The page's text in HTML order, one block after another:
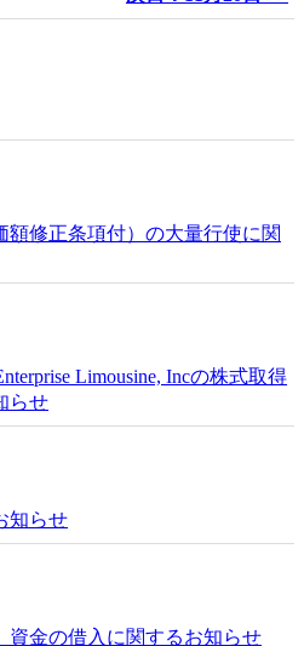
額修正条項付）の大量行使に関
Limousine, Incの株式取得
らせ
知らせ
資金の借入に関するお知らせ